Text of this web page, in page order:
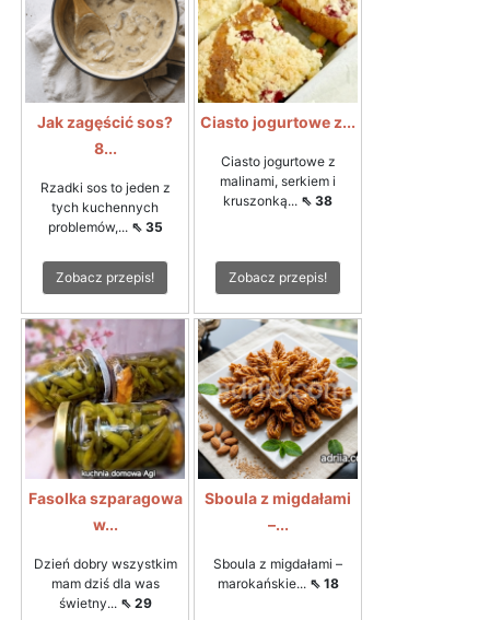
Jak zagęścić sos?
8...
Rzadki sos to jeden z
tych kuchennych
problemów,... ⇖ 35
Zobacz przepis!
Ciasto jogurtowe z...
Ciasto jogurtowe z
malinami, serkiem i
kruszonką... ⇖ 38
Zobacz przepis!
Fasolka szparagowa
w...
Dzień dobry wszystkim
mam dziś dla was
świetny... ⇖ 29
Sboula z migdałami
–...
Sboula z migdałami –
marokańskie... ⇖ 18